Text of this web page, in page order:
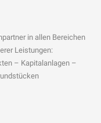
in allen Bereichen
Leistungen:
– Kapitalanlagen –